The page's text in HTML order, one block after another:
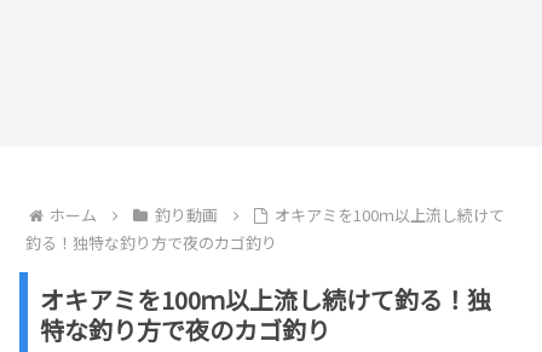
ホーム 釣り動画
オキアミを100ｍ以上流し続けて
釣る！独特な釣り方で夜のカゴ釣り
オキアミを100ｍ以上流し続けて釣る！独
特な釣り方で夜のカゴ釣り